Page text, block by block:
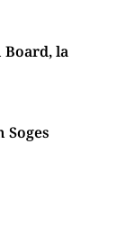
Board, la
Soges